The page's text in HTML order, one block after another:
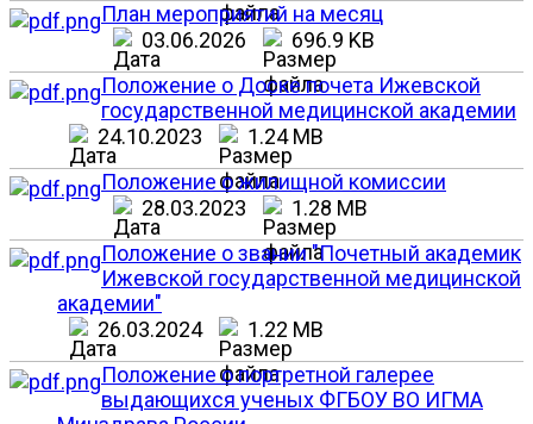
План мероприятий на месяц
03.06.2026
696.9 KB
Положение о Доске почета Ижевской
государственной медицинской академии
24.10.2023
1.24 MB
Положение о жилищной комиссии
28.03.2023
1.28 MB
Положение о звании "Почетный академик
Ижевской государственной медицинской
академии"
26.03.2024
1.22 MB
Положение о портретной галерее
выдающихся ученых ФГБОУ ВО ИГМА